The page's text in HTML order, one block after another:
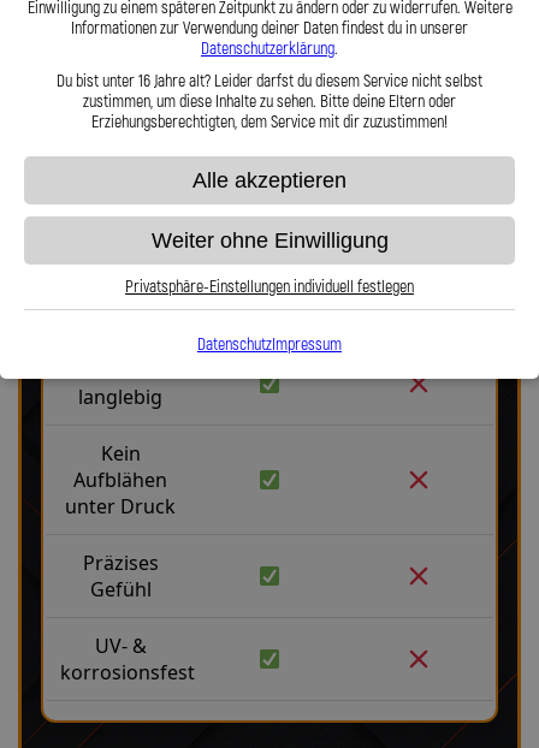
Stahlflex vs. Gummi
Fakten Stahlflex Gummi
langlebig
Kein
Aufblähen
unter Druck
Präzises
Gefühl
UV- &
korrosionsfest
Haltbarkeit, Präzision und Fahrgefühl auf höchstem Niveau vereint.
Hier zu unserem Video „Stahlflex vs. Gummi“
Einwilligung zu einem späteren Zeitpunkt zu ändern oder zu widerrufen. Weitere
Informationen zur Verwendung deiner Daten findest du in unserer
Datenschutzerklärung.
Du bist unter 16 Jahre alt? Leider darfst du diesem Service nicht selbst
zustimmen, um diese Inhalte zu sehen. Bitte deine Eltern oder
Erziehungsberechtigten, dem Service mit dir zuzustimmen!
Alle akzeptieren
Weiter ohne Einwilligung
Privatsphäre-Einstellungen individuell festlegen
DatenschutzImpressum